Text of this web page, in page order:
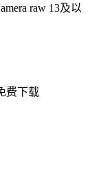
raw 13及以
费下载